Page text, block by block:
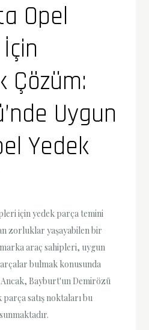
Opel
Çözüm:
Uygun
Yedek
için yedek parça temini
zorluklar yaşayabilen bir
araç sahipleri, uygun
bulmak konusunda
Ancak, Bayburt'un Demirözü
satış noktaları bu